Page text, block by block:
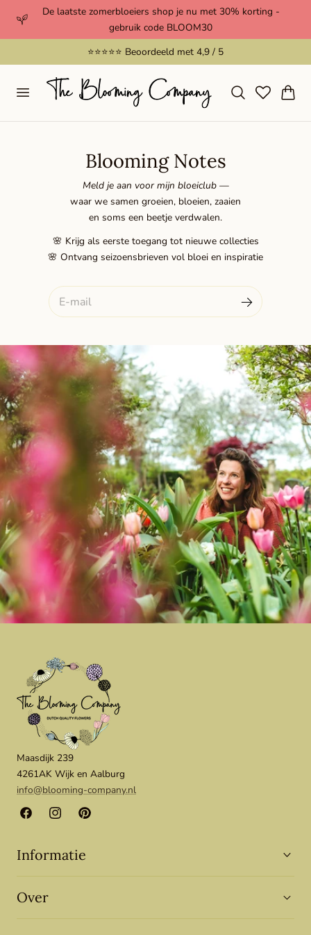
de inhoudDe laatste zomerbloeiers shop je nu met 30% korting -
gebruik code BLOOM30
⭐️⭐️⭐️⭐️⭐️ Beoordeeld met 4,9 / 5
Blooming Notes
Meld je aan voor mijn bloeiclub —
waar we samen groeien, bloeien, zaaien
en soms een beetje verdwalen.
🌸 Krijg als eerste toegang tot nieuwe collecties
🌸 Ontvang seizoensbrieven vol bloei en inspiratie
Maasdijk 239
4261AK Wijk en Aalburg
info@blooming-company.nl
FacebookInstagramPinterest
Informatie
Over